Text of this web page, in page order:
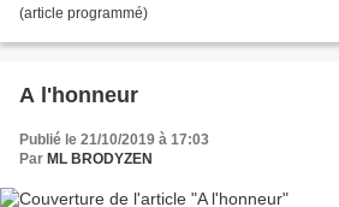
(article programmé)
A l'honneur
Publié le 21/10/2019 à 17:03
Par ML BRODYZEN